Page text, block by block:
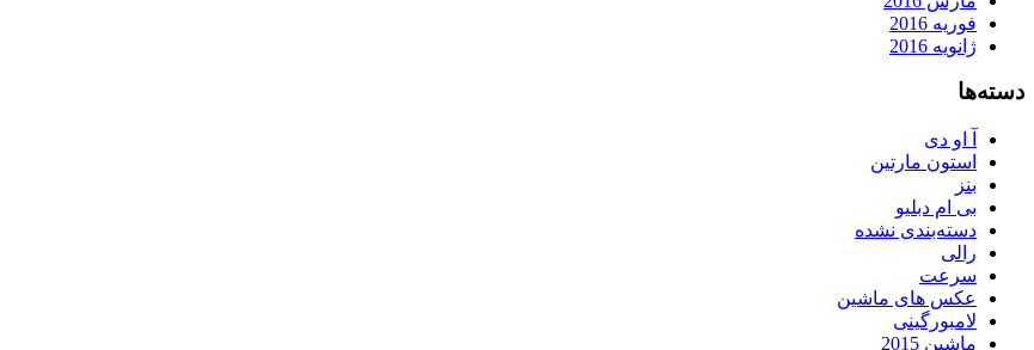
فوریه 2016
ژانویه 2016
دسته‌ها
آ او دی
استون مارتین
بنز
بی ام دبلیو
دسته‌بندی نشده
رالی
سرعت
عکس های ماشین
لامبورگینی
ماشین 2015